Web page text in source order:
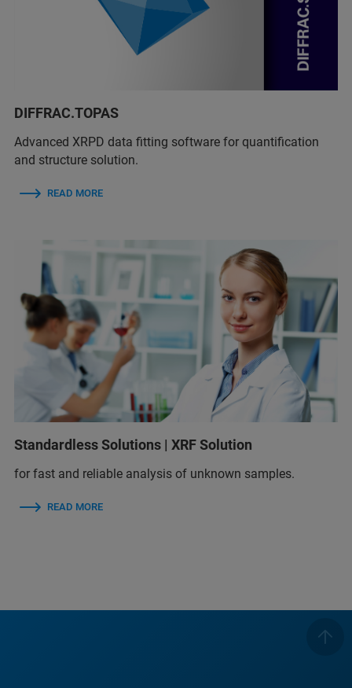
DIFFRAC.TOPAS
Advanced XRPD data fitting software for quantification
and structure solution.
READ MORE
Standardless Solutions | XRF Solution
for fast and reliable analysis of unknown samples.
READ MORE